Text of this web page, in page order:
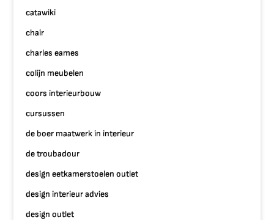
catawiki
chair
charles eames
colijn meubelen
coors interieurbouw
cursussen
de boer maatwerk in interieur
de troubadour
design eetkamerstoelen outlet
design interieur advies
design outlet